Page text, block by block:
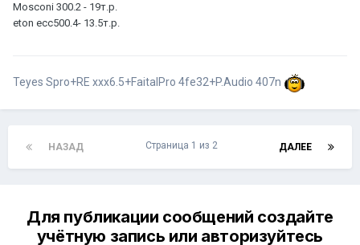
Mosconi 300.2 - 19т.р.
eton ecc500.4- 13.5т.р.
Teyes Spro+RE xxx6.5+FaitalPro 4fe32+P.Audio 407n
НАЗАД ДАЛЕЕ
Страница 1 из 2
Для публикации сообщений создайте
учётную запись или авторизуйтесь